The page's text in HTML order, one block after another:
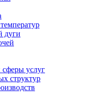
дуги
услуг
структур